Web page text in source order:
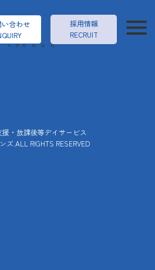
い合わせ
採用情報
RECRUIT
です。。。。
・放課後等デイサービス
ズ.ALL RIGHTS RESERVED